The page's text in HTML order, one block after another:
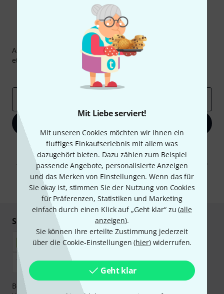
Mit Liebe serviert!
Mit unseren Cookies möchten wir Ihnen ein
fluffiges Einkaufserlebnis mit allem was
dazugehört bieten. Dazu zählen zum Beispiel
passende Angebote, personalisierte Anzeigen
und das Merken von Einstellungen. Wenn das für
Sie okay ist, stimmen Sie der Nutzung von Cookies
für Präferenzen, Statistiken und Marketing
einfach durch einen Klick auf „Geht klar“ zu (alle
anzeigen).
Sie können Ihre erteilte Zustimmung jederzeit
über die Cookie-Einstellungen (hier) widerrufen.
Geht klar
Thomann Newsletter
Abonniere den Thomann Newsletter und gewinne mit
etwas Glück einen von
50 Gutscheinen
Inspirierende Beiträge
Deals
Mit Klick auf „Jetzt anmelden“ stimmen Sie dem Erhalt von E-Mail-
Werbung und einer Messung des E-Mail-Nutzungsverhaltens zu. Die
Abmeldung ist jederzeit möglich. Weitere Informationen finden Sie in
unseren Datenschutzhinweisen
* Pflichtfeld
Sicher einkaufen & bezahlen
Bezahlen Sie vertraulich und sicher per Nachnahme,